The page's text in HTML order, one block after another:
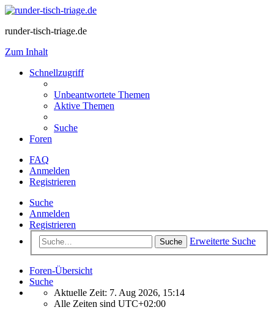
runder-tisch-triage.de
Zum Inhalt
Schnellzugriff
Unbeantwortete Themen
Aktive Themen
Suche
Foren
FAQ
Anmelden
Registrieren
Suche
Anmelden
Registrieren
Suche Erweiterte Suche
Foren-Übersicht
Suche
Aktuelle Zeit: 7. Aug 2026, 15:14
Alle Zeiten sind UTC+02:00